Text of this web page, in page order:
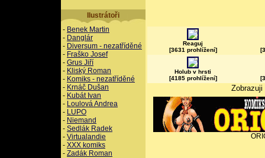
Ilustrátoři
- Benek Martin
- Danglár
- Diversum - nezatříděné
- Fraško Josef
- Grus Jiří
- Kliský Roman
- Komiks - nezatříděné
- Krnáč Dušan
- Kubát Ivan
- Loulová Andrea
- LUPO
- Niemand
- Sedlák Radek
- Virtualandie
- XXX komiks
- Zadák Roman
Reaguj
[3631 prohlížení]
Holub v hrsti
[4185 prohlížení]